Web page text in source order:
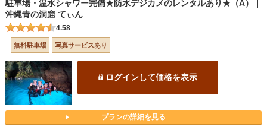
駐車場・温水シャワー完備★防水デジカメのレンタルあり★（A）｜
沖縄青の洞窟 てぃん
4.58
無料駐車場 写真サービスあり
ログインして価格を表示
プランの詳細を見る